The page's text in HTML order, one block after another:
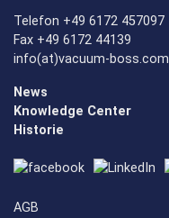
Telefon +49 6172 457097
Fax +49 6172 44139
info(at)vacuum-boss.com
News
Knowledge Center
Historie
AGB